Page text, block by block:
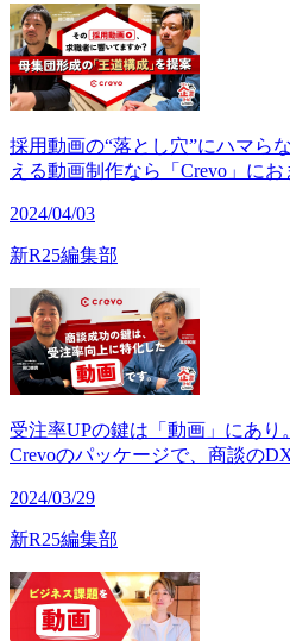
採用動画の“落とし穴”にハマら
える動画制作なら「Crevo」にお
2024/04/03
新R25編集部
受注率UPの鍵は「動画」にあ
Crevoのパッケージで、商談の
2024/03/29
新R25編集部